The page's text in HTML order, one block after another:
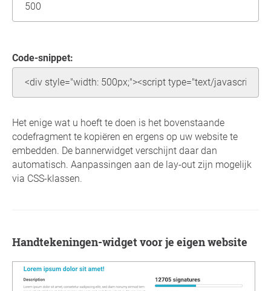
Code-snippet:
Het enige wat u hoeft te doen is het bovenstaande
codefragment te kopiëren en ergens op uw website te
embedden. De bannerwidget verschijnt daar dan
automatisch. Aanpassingen aan de lay-out zijn mogelijk
via CSS-klassen.
Handtekeningen-widget voor je eigen website